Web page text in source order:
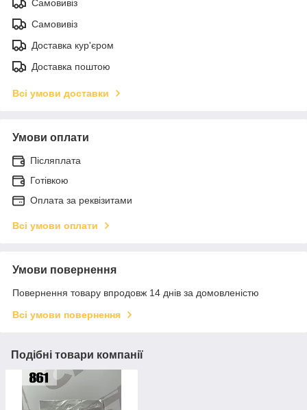
Самовивіз
Самовивіз
Доставка кур'єром
Доставка поштою
Всі умови доставки
Умови оплати
Післяплата
Готівкою
Оплата за реквізитами
Всі умови оплати
Умови повернення
Повернення товару впродовж 14 днів за домовленістю
Всі умови повернення
Подібні товари компанії